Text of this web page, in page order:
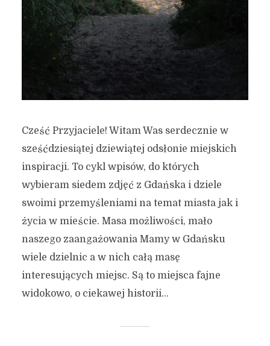
Cześć Przyjaciele! Witam Was serdecznie w
sześćdziesiątej dziewiątej odsłonie miejskich
inspiracji. To cykl wpisów, do których
wybieram siedem zdjęć z Gdańska i dziele
swoimi przemyśleniami na temat miasta jak i
życia w mieście. Masa możliwości, mało
naszego zaangażowania Mamy w Gdańsku
wiele dzielnic a w nich całą masę
interesujących miejsc. Są to miejsca fajne
widokowo, o ciekawej historii...